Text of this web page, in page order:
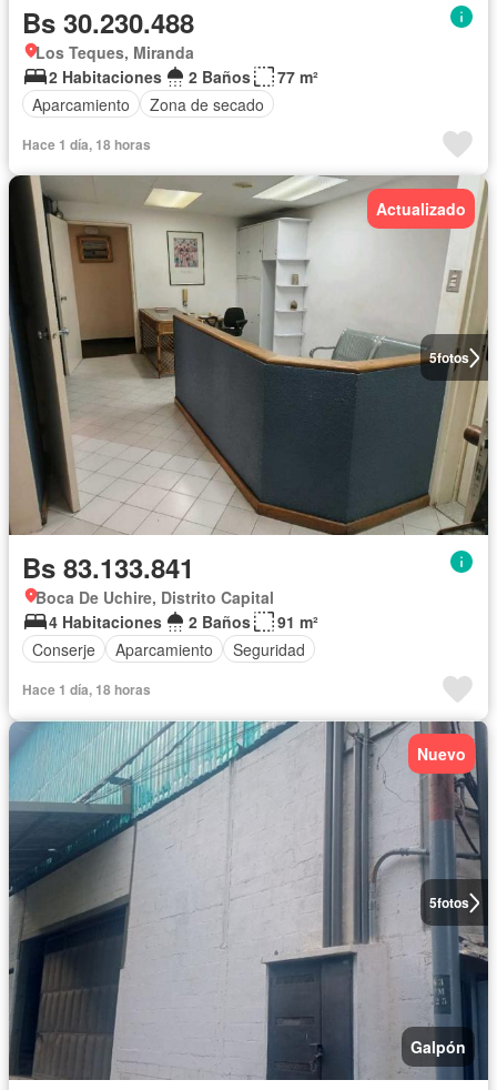
Bs 30.230.488
Los Teques, Miranda
2 Habitaciones
2 Baños
77 m²
Aparcamiento
Zona de secado
Hace 1 día, 18 horas
5fotos
Actualizado
Bs 83.133.841
Boca De Uchire, Distrito Capital
4 Habitaciones
2 Baños
91 m²
Conserje
Aparcamiento Seguridad
Hace 1 día, 18 horas
5fotos
Nuevo
Galpón